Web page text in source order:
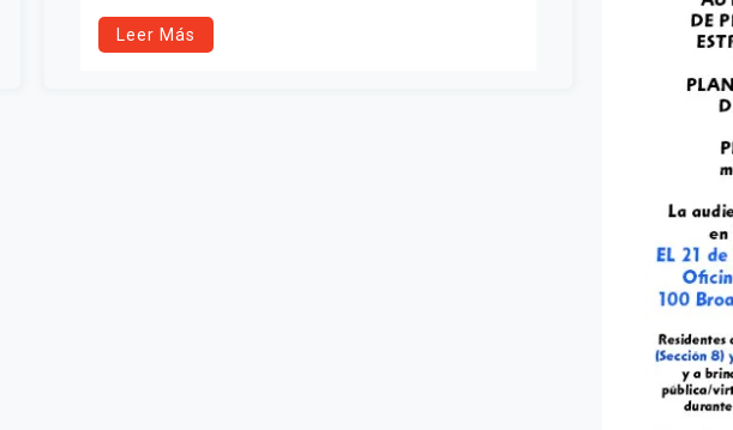
promover familias más unidas y resilientes. Con
el apoyo de la Ciudad de Pawtucket y Rhode
Leer Más